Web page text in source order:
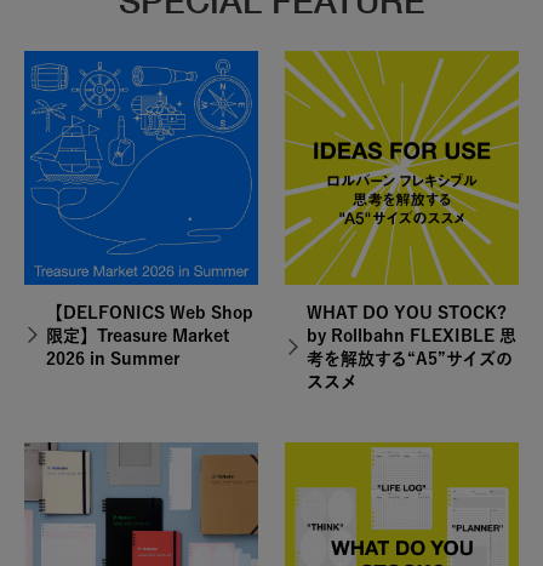
【DELFONICS Web Shop
限定】Treasure Market
2026 in Summer
WHAT DO YOU STOCK?
by Rollbahn FLEXIBLE 思
考を解放する“A5”サイズの
ススメ